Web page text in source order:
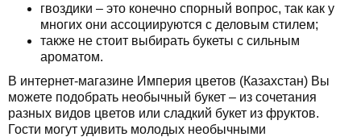
гвоздики – это конечно спорный вопрос, так как у
многих они ассоциируются с деловым стилем;
также не стоит выбирать букеты с сильным
ароматом.
В интернет-магазине Империя цветов (Казахстан) Вы
можете подобрать необычный букет – из сочетания
разных видов цветов или сладкий букет из фруктов.
Гости могут удивить молодых необычными